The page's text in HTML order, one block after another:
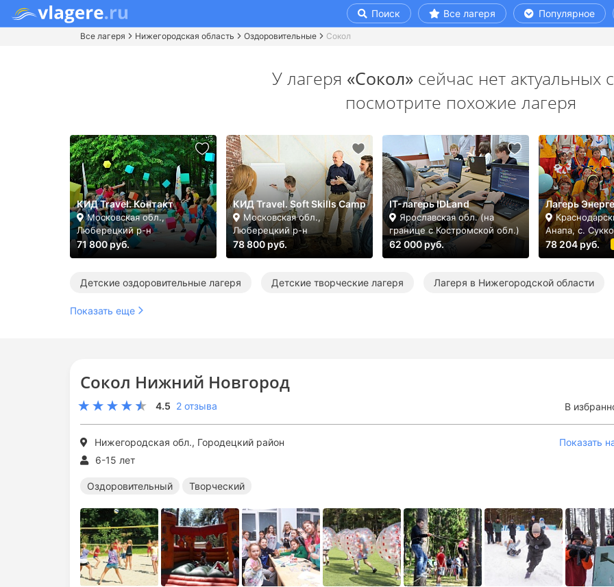
Поиск Все лагеря Популярное
Все лагеря Нижегородская область Оздоровительные Сокол
Сокол Нижний Новгород
4.5 2 отзыва В
Нижегородская обл., Городецкий район
Показать
6-15 лет
Оздоровительный Творческий
У лагеря «Сокол» сейчас нет актуальных
посмотрите похожие лагеря
КИД Travel. Контакт
Московская обл.,
Люберецкий р-н
71 800 руб.
КИД Travel. Soft Skills Camp
Московская обл.,
Люберецкий р-н
78 800 руб.
IT-лагерь IDLand
Ярославская обл. (на
границе с Костромской обл.)
62 000 руб.
Лагерь
Анапа, с. Сукко
78 204 руб.
Детские оздоровительные лагеря Детские творческие лагеря Лагеря в Нижегородской области
Показать еще